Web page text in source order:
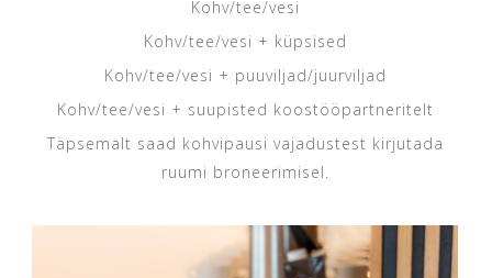
Kohv/tee/vesi
Kohv/tee/vesi + küpsised
Kohv/tee/vesi + puuviljad/juurviljad
Kohv/tee/vesi + suupisted koostööpartneritelt
Täpsemalt saad kohvipausi vajadustest kirjutada
ruumi broneerimisel.